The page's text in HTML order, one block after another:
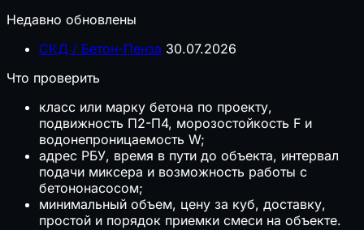
Недавно обновлены
СКД / Бетон-Пенза 30.07.2026
Что проверить
класс или марку бетона по проекту,
подвижность П2-П4, морозостойкость F и
водонепроницаемость W;
адрес РБУ, время в пути до объекта, интервал
подачи миксера и возможность работы с
бетононасосом;
минимальный объем, цену за куб, доставку,
простой и порядок приемки смеси на объекте.